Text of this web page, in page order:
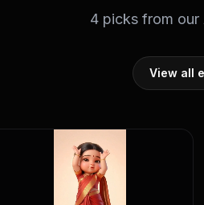
4 picks from our
View all